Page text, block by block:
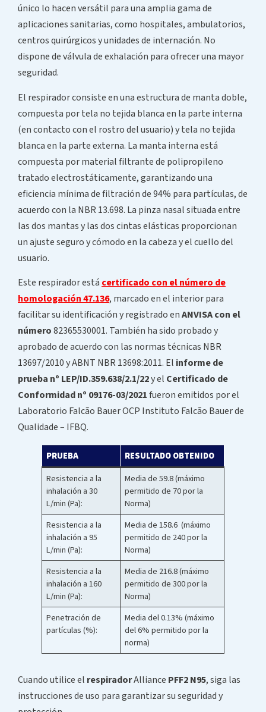
único lo hacen versátil para una amplia gama de
aplicaciones sanitarias, como hospitales, ambulatorios,
centros quirúrgicos y unidades de internación. No
dispone de válvula de exhalación para ofrecer una mayor
seguridad.
El respirador consiste en una estructura de manta doble,
compuesta por tela no tejida blanca en la parte interna
(en contacto con el rostro del usuario) y tela no tejida
blanca en la parte externa. La manta interna está
compuesta por material filtrante de polipropileno
tratado electrostáticamente, garantizando una
eficiencia mínima de filtración de 94% para partículas, de
acuerdo con la NBR 13.698. La pinza nasal situada entre
las dos mantas y las dos cintas elásticas proporcionan
un ajuste seguro y cómodo en la cabeza y el cuello del
usuario.
Este respirador está certificado con el número de
homologación 47.136, marcado en el interior para
facilitar su identificación y registrado enANVISA con el
número82365530001. También ha sido probado y
aprobado de acuerdo con las normas técnicas NBR
13697/2010 y ABNT NBR 13698:2011. El informe de
prueba nº LEP/ID.359.638/2.1/22y el Certificado de
Conformidad nº 09176-03/2021fueron emitidos por el
Laboratorio Falcão Bauer OCP Instituto Falcão Bauer de
Qualidade – IFBQ.
PRUEBA
RESULTADO OBTENIDO
Resistencia a la
inhalación a 30
L/min (Pa):
Media de 59.8 (máximo
permitido de 70 por la
Norma)
Resistencia a la
inhalación a 95
L/min (Pa):
Media de 158.6 (máximo
permitido de 240 por la
Norma)
Resistencia a la
inhalación a 160
L/min (Pa):
Media de 216.8 (máximo
permitido de 300 por la
Norma)
Penetración de
partículas (%):
Media del 0.13% (máximo
del 6% permitido por la
norma)
Cuando utilice el respiradorAlliance PFF2 N95, siga las
instrucciones de uso para garantizar su seguridad y